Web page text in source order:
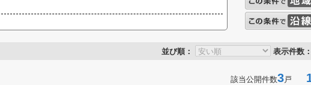
並び順： 表示件数：
該当公開件数3戸